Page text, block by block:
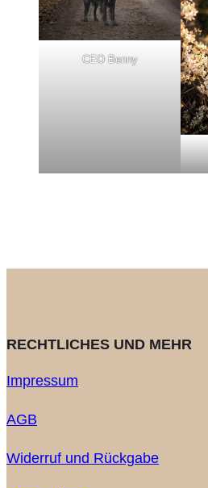
CEO Benny
RECHTLICHES UND MEHR
Impressum
AGB
Widerruf und Rückgabe